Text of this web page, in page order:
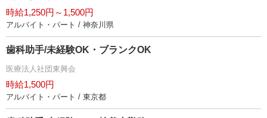
時給1,250円～1,500円
アルバイト・パート / 神奈川県
歯科助手/未経験OK・ブランクOK
医療法人社団東興会
時給1,500円
アルバイト・パート / 東京都